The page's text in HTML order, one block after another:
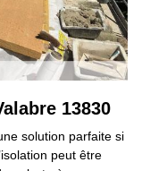
13830
solution parfaite si
peut être